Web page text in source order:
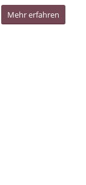
Mehr erfahren